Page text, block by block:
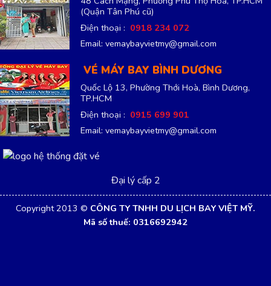
(Quận Tân Phú cũ)
Điện thoại : 0918 234 072
Email: vemaybayvietmy@gmail.com
VÉ MÁY BAY BÌNH DƯƠNG
Quốc Lộ 13, Phường Thới Hoà, Bình Dương,
TP.HCM
Điện thoại : 0915 699 901
Email: vemaybayvietmy@gmail.com
Đại lý cấp 2
Copyright 2013 © CÔNG TY TNHH DU LỊCH BAY VIỆT MỸ.
Mã số thuế: 0316692942